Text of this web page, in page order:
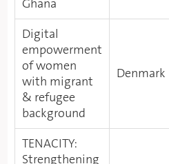
Ghana
Digital
empowerment
of women
with migrant
& refugee
background
Denmark
TENACITY:
Strengthening